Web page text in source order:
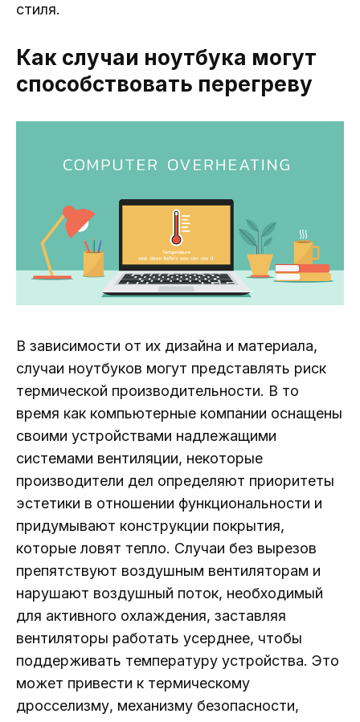
стиля.
Как случаи ноутбука могут
способствовать перегреву
В зависимости от их дизайна и материала,
случаи ноутбуков могут представлять риск
термической производительности. В то
время как компьютерные компании оснащены
своими устройствами надлежащими
системами вентиляции, некоторые
производители дел определяют приоритеты
эстетики в отношении функциональности и
придумывают конструкции покрытия,
которые ловят тепло. Случаи без вырезов
препятствуют воздушным вентиляторам и
нарушают воздушный поток, необходимый
для активного охлаждения, заставляя
вентиляторы работать усерднее, чтобы
поддерживать температуру устройства. Это
может привести к термическому
дросселизму, механизму безопасности,